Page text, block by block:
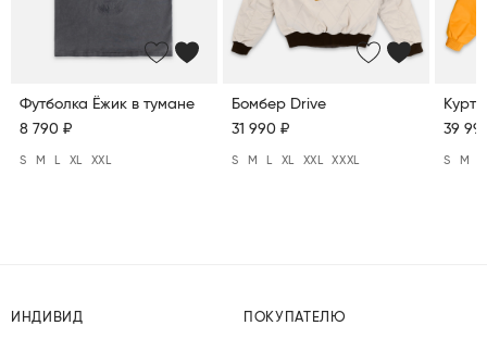
Футболка Ёжик в тумане
8 790 ₽
S M XL XXL
Бомбер Drive
31 990 ₽
S M XL XXL XXXL
39
S M
ИНДИВИД ПОКУПАТЕЛЮ